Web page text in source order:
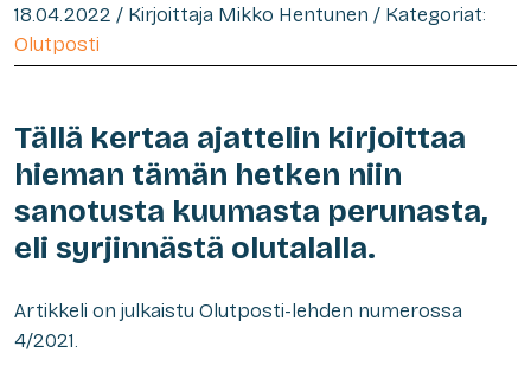
18.04.2022 / Kirjoittaja Mikko Hentunen / Kategoriat:
Olutposti
Tällä kertaa ajattelin kirjoittaa
hieman tämän hetken niin
sanotusta kuumasta perunasta,
eli syrjinnästä olutalalla.
Artikkeli on julkaistu Olutposti-lehden numerossa
4/2021.